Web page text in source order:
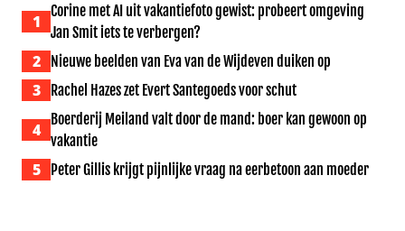
1
Corine met AI uit vakantiefoto gewist: probeert omgeving
Jan Smit iets te verbergen?
2 Nieuwe beelden van Eva van de Wijdeven duiken op
3 Rachel Hazes zet Evert Santegoeds voor schut
4
Boerderij Meiland valt door de mand: boer kan gewoon op
vakantie
5 Peter Gillis krijgt pijnlijke vraag na eerbetoon aan moeder